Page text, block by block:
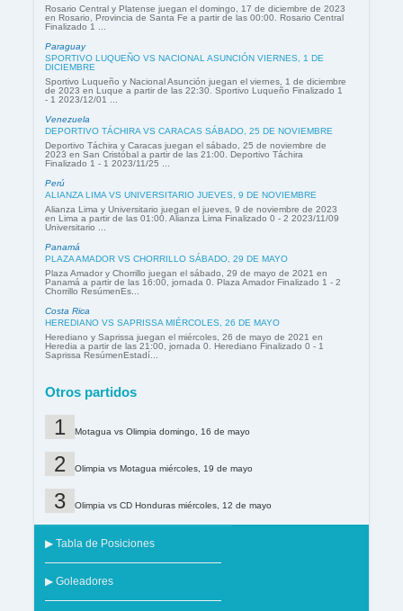
Rosario Central y Platense juegan el domingo, 17 de diciembre de 2023
en Rosario, Provincia de Santa Fe a partir de las 00:00. Rosario Central
Finalizado 1 ...
Paraguay
SPORTIVO LUQUEÑO VS NACIONAL ASUNCIÓN VIERNES, 1 DE
DICIEMBRE
Sportivo Luqueño y Nacional Asunción juegan el viernes, 1 de diciembre
de 2023 en Luque a partir de las 22:30. Sportivo Luqueño Finalizado 1
- 1 2023/12/01 ...
Venezuela
DEPORTIVO TÁCHIRA VS CARACAS SÁBADO, 25 DE NOVIEMBRE
Deportivo Táchira y Caracas juegan el sábado, 25 de noviembre de
2023 en San Cristóbal a partir de las 21:00. Deportivo Táchira
Finalizado 1 - 1 2023/11/25 ...
Perú
ALIANZA LIMA VS UNIVERSITARIO JUEVES, 9 DE NOVIEMBRE
Alianza Lima y Universitario juegan el jueves, 9 de noviembre de 2023
en Lima a partir de las 01:00. Alianza Lima Finalizado 0 - 2 2023/11/09
Universitario ...
Panamá
PLAZA AMADOR VS CHORRILLO SÁBADO, 29 DE MAYO
Plaza Amador y Chorrillo juegan el sábado, 29 de mayo de 2021 en
Panamá a partir de las 16:00, jornada 0. Plaza Amador Finalizado 1 - 2
Chorrillo ResúmenEs...
Costa Rica
HEREDIANO VS SAPRISSA MIÉRCOLES, 26 DE MAYO
Herediano y Saprissa juegan el miércoles, 26 de mayo de 2021 en
Heredia a partir de las 21:00, jornada 0. Herediano Finalizado 0 - 1
Saprissa ResúmenEstadí...
Otros partidos
Motagua vs Olimpia domingo, 16 de mayo
Olimpia vs Motagua miércoles, 19 de mayo
Olimpia vs CD Honduras miércoles, 12 de mayo
▶ Tabla de Posiciones
▶ Goleadores